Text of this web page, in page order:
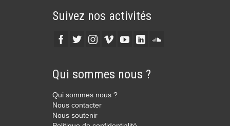
Suivez nos activités
Qui sommes nous ?
Qui sommes nous ?
Nous contacter
Nous soutenir